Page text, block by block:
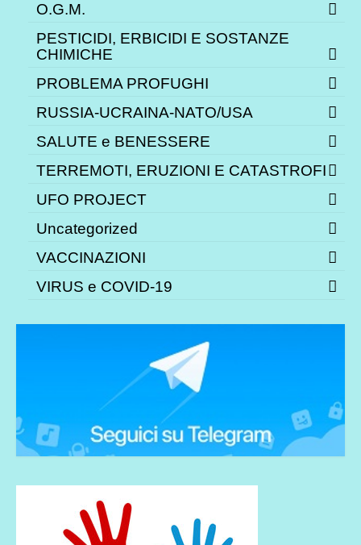
O.G.M.
PESTICIDI, ERBICIDI E SOSTANZE
CHIMICHE
PROBLEMA PROFUGHI
RUSSIA-UCRAINA-NATO/USA
SALUTE e BENESSERE
TERREMOTI, ERUZIONI E CATASTROFI
UFO PROJECT
Uncategorized
VACCINAZIONI
VIRUS e COVID-19